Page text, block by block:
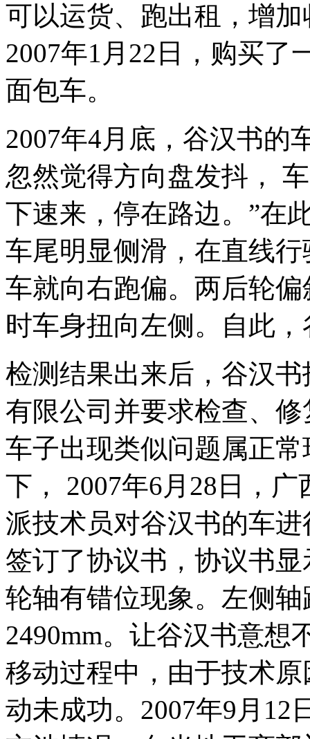
可以运货、跑出租，增
2007年1月22日，购买了
面包车。
2007年4月底，谷汉书的
忽然觉得方向盘发抖，
下速来，停在路边。”在
车尾明显侧滑，在直线
车就向右跑偏。两后轮
时车身扭向左侧。自此
检测结果出来后，谷汉
有限公司并要求检查、
车子出现类似问题属正
下， 2007年6月28日，
派技术员对谷汉书的车
签订了协议书，协议书
轮轴有错位现象。左侧
2490mm。让谷汉书意想
移动过程中，由于技术
动未成功。2007年9月12